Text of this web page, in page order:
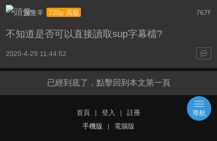
767 F
五隻羊 720p 高級
不知道是否可以直接讀取sup字幕檔?
2020-4-29 11:44:52
已經到底了，點擊回到本文第一頁
首頁 | 登入 |
註冊
手機版
| 電腦版
導航